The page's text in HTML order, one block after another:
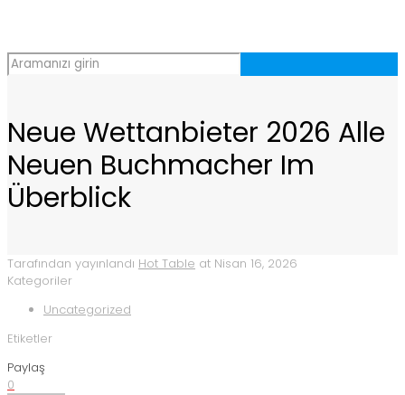
Neue Wettanbieter 2026 Alle
Neuen Buchmacher Im
Überblick
Tarafından yayınlandı Hot Table at Nisan 16, 2026
Kategoriler
Uncategorized
Etiketler
Paylaş
0